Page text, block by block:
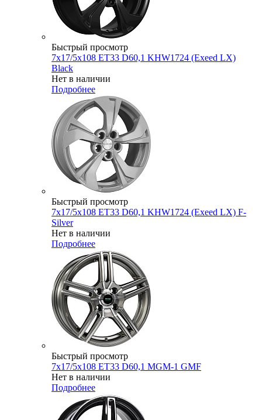
Быстрый просмотр
7x17/5x108 ET33 D60,1 KHW1724 (Exeed LX)
Black
Нет в наличии
Подробнее
Быстрый просмотр
7x17/5x108 ET33 D60,1 KHW1724 (Exeed LX) F-
Silver
Нет в наличии
Подробнее
Быстрый просмотр
7x17/5x108 ET33 D60,1 MGM-1 GMF
Нет в наличии
Подробнее